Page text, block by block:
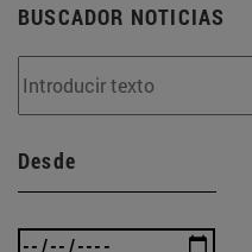
BUSCADOR NOTICIAS
Desde